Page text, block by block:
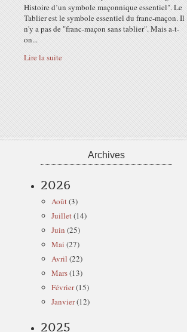
Histoire d’un symbole maçonnique essentiel". Le
Tablier est le symbole essentiel du franc-maçon. Il
n'y a pas de "franc-maçon sans tablier". Mais a-t-
on...
Lire la suite
Archives
2026
Août(3)
Juillet(14)
Juin (25)
Mai (27)
Avril (22)
Mars(13)
Février(15)
Janvier(12)
2025